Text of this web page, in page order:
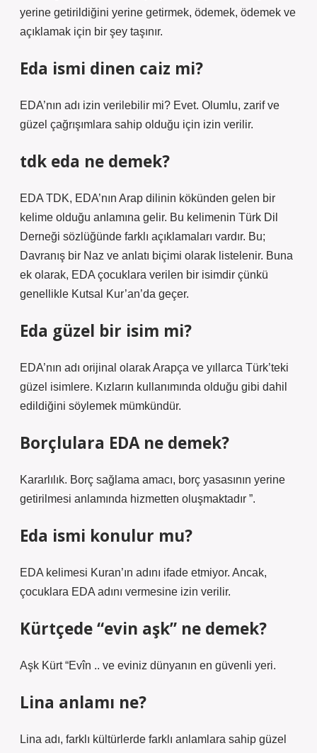
yerine getirildiğini yerine getirmek, ödemek, ödemek ve
açıklamak için bir şey taşınır.
Eda ismi dinen caiz mi?
EDA’nın adı izin verilebilir mi? Evet. Olumlu, zarif ve
güzel çağrışımlara sahip olduğu için izin verilir.
tdk eda ne demek?
EDA TDK, EDA’nın Arap dilinin kökünden gelen bir
kelime olduğu anlamına gelir. Bu kelimenin Türk Dil
Derneği sözlüğünde farklı açıklamaları vardır. Bu;
Davranış bir Naz ve anlatı biçimi olarak listelenir. Buna
ek olarak, EDA çocuklara verilen bir isimdir çünkü
genellikle Kutsal Kur’an’da geçer.
Eda güzel bir isim mi?
EDA’nın adı orijinal olarak Arapça ve yıllarca Türk’teki
güzel isimlere. Kızların kullanımında olduğu gibi dahil
edildiğini söylemek mümkündür.
Borçlulara EDA ne demek?
Kararlılık. Borç sağlama amacı, borç yasasının yerine
getirilmesi anlamında hizmetten oluşmaktadır ”.
Eda ismi konulur mu?
EDA kelimesi Kuran’ın adını ifade etmiyor. Ancak,
çocuklara EDA adını vermesine izin verilir.
Kürtçede “evin aşk” ne demek?
Aşk Kürt “Evîn .. ve eviniz dünyanın en güvenli yeri.
Lina anlamı ne?
Lina adı, farklı kültürlerde farklı anlamlara sahip güzel